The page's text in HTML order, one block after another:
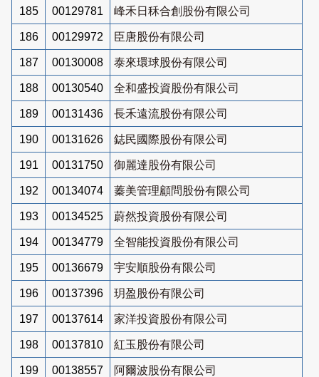
185 00129781 峰禾日秝合創股份有限公司
186 00129972 臣唐股份有限公司
187 00130008 泰來環球股份有限公司
188 00130540 全和盛投資股份有限公司
189 00131436 長禾遠流股份有限公司
190 00131626 鋕民國際股份有限公司
191 00131750 御麗達股份有限公司
192 00134074 蓁美管理顧問股份有限公司
193 00134525 蔚然投資股份有限公司
194 00134779 全智能投資股份有限公司
195 00136679 宇安順股份有限公司
196 00137396 玥盈股份有限公司
197 00137614 家洋投資股份有限公司
198 00137810 紅玉股份有限公司
199 00138557 阿爾波股份有限公司